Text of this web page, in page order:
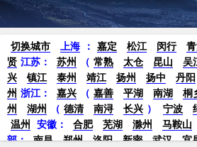
切换城市 上海 ： 嘉定 松江 闵行
贤 江苏： 苏州 （ 常熟 太仓 昆山 吴
兴
镇江 泰州 靖江 扬州 扬中 丹阳
州 浙江： 嘉兴 （ 嘉善 平湖 南湖 桐
州
湖州 （ 德清 南浔 长兴 ） 宁波
温州
安徽： 合肥 芜湖 滁州 马鞍山
部： 南昌 郑州 洛阳 新密 武汉 宜